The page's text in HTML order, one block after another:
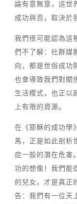
論有意無意，這世
成功與否，取決於
我們很可能認為這
們不了解：社群媒
向，都是世俗成功
也會導致我們對關
生活模式，也正以
上有限的資源。
在《耶穌的成功學
馬，正是如此剖析
症一般的潛在危害
功的想像！我們能
的兒女，才是真正
告：我們有一位天